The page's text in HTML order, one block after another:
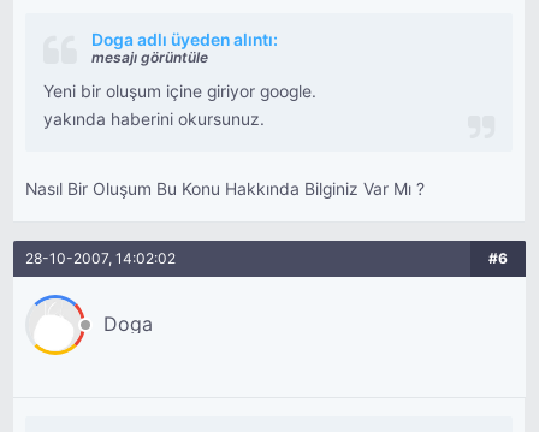
Doga adlı üyeden alıntı:
mesajı görüntüle
Yeni bir oluşum içine giriyor google.
yakında haberini okursunuz.
Nasıl Bir Oluşum Bu Konu Hakkında Bilginiz Var Mı ?
28-10-2007, 14:02:02 #6
Doga